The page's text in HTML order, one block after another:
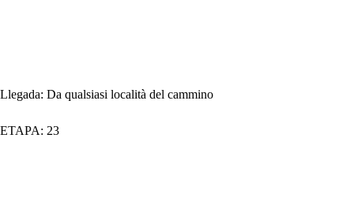
Llegada: Da qualsiasi località del cammino
ETAPA: 23